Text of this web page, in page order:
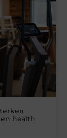
health